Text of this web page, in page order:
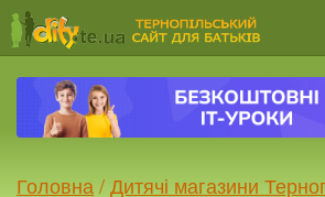
Головна /Дитячі магазини